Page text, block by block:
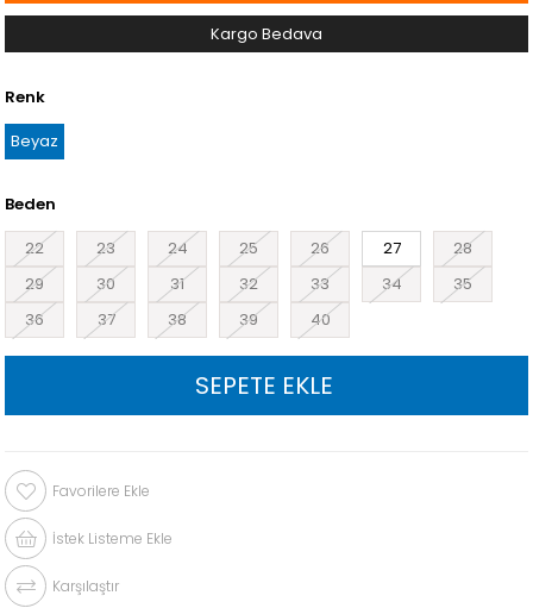
Kargo Bedava
Renk
Beyaz
Beden
22
23 24 25 26 27
28
29
30 31 32 33 34
35
36
37 38 39 40
Favorilere Ekle
İstek Listeme Ekle
Karşılaştır